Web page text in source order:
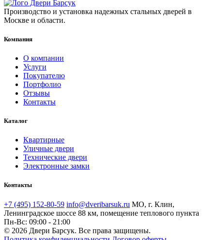
Производство и установка надежных стальных дверей в
Москве и области.
Компания
О компании
Услуги
Покупателю
Портфолио
Отзывы
Контакты
Каталог
Квартирные
Уличные двери
Технические двери
Электронные замки
Контакты
+7 (495) 152-80-59 info@dveribarsuk.ru МО, г. Клин,
Ленинградское шоссе 88 км, помещение теплового пункта
Пн-Вс: 09:00 - 21:00
© 2026 Двери Барсук. Все права защищены.